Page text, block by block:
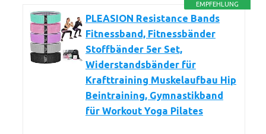
EMPFEHLUNG
PLEASION Resistance Bands
Fitnessband, Fitnessbänder
Stoffbänder 5er Set,
Widerstandsbänder für
Krafttraining Muskelaufbau Hip
Beintraining, Gymnastikband
für Workout Yoga Pilates